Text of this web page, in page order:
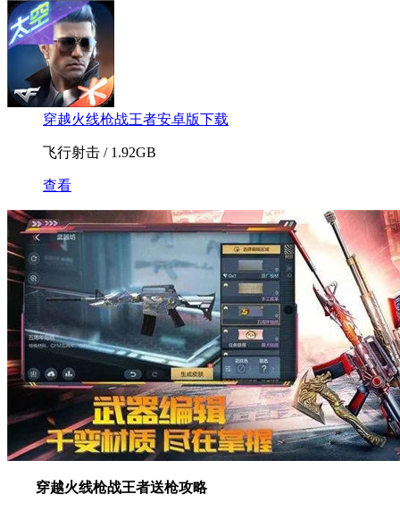
穿越火线枪战王者安卓版下载
飞行射击 / 1.92GB
查看
穿越火线枪战王者送枪攻略